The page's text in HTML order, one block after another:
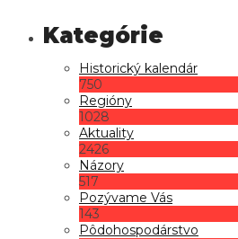
Historický kalendár
750
Regióny
1028
Aktuality
2426
Názory
517
Pozývame Vás
143
Pôdohospodárstvo